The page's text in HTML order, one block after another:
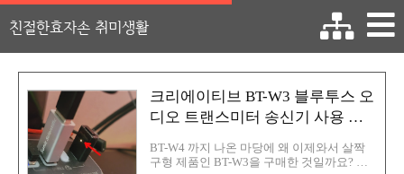
친절한효자손 취미생활
크리에이티브 BT-W3 블루투스 오
디오 트랜스미터 송신기 사용 후
패함)
BT-W4 까지 나온 마당에 왜 이제와서 살짝
구형 제품인 BT-W3을 구매한 것일까요? 그